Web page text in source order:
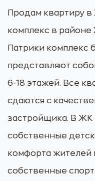
Продам квартиру
комплекс в
Патрики комплекс
представляют
6-18 этажей. Все
сдаются с
застройщика. В ЖК
собственные
комфорта жителей
собственные